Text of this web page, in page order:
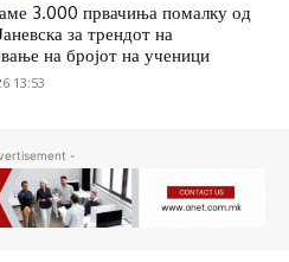
3.000 првачиња помалку од
за трендот на
на бројот на ученици
13:53
-